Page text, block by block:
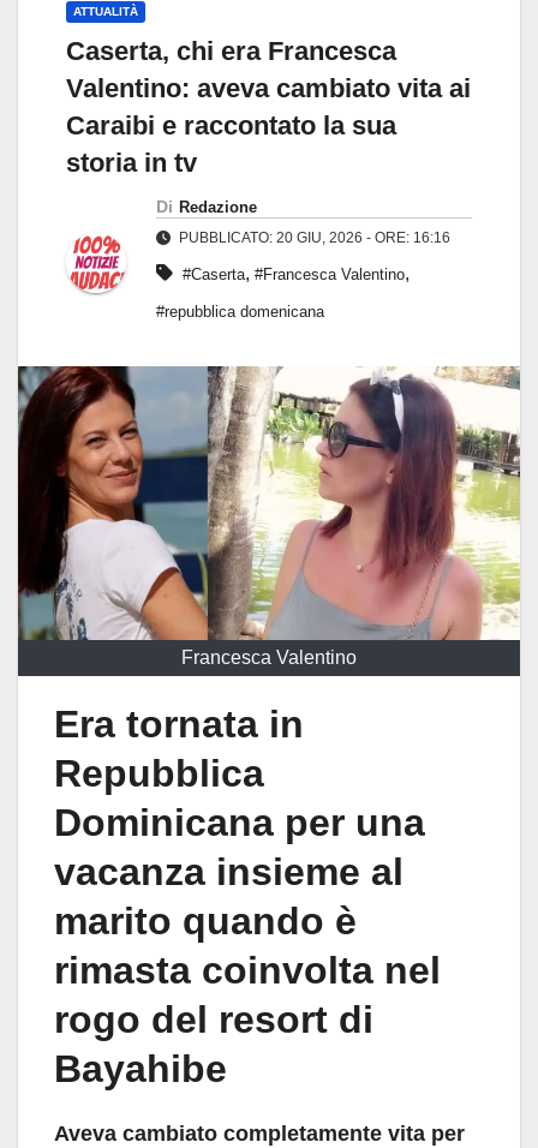
ATTUALITÀ
Caserta, chi era Francesca
Valentino: aveva cambiato vita ai
Caraibi e raccontato la sua
storia in tv
Di Redazione
PUBBLICATO: 20 GIU, 2026 - ORE: 16:16
#Caserta, #Francesca Valentino,
#repubblica domenicana
Francesca Valentino
Era tornata in
Repubblica
Dominicana per una
vacanza insieme al
marito quando è
rimasta coinvolta nel
rogo del resort di
Bayahibe
Aveva cambiato completamente vita per